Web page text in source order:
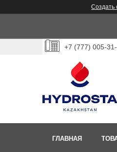
Создать
+7 (777) 005-
ГЛАВНАЯ